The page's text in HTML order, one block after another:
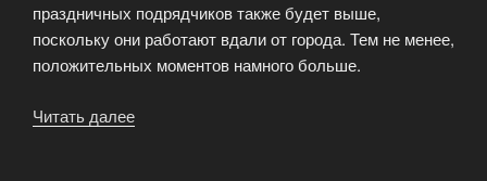
праздничных подрядчиков также будет выше,
поскольку они работают вдали от города. Тем не менее,
положительных моментов намного больше.
Читать далее